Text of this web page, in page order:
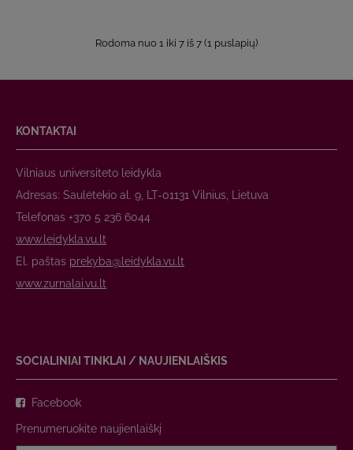
Rodoma nuo 1 iki 7 iš 7 (1 puslapių)
KONTAKTAI
Vilniaus universiteto leidykla
Adresas: Saulėtekio al. 9, LT-01131 Vilnius, Lietuva
Telefonas +370 5 236 6044
www.leidykla.vu.lt
El. paštas prekyba@leidykla.vu.lt
www.zurnalai.vu.lt
SOCIALINIAI TINKLAI / NAUJIENLAIŠKIS
Facebook
Prenumeruokite naujienlaiškį